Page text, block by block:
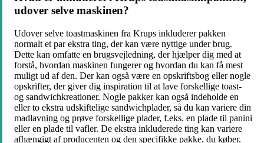
udover selve maskinen?
Udover selve toastmaskinen fra Krups inkluderer pakken
normalt et par ekstra ting, der kan være nyttige under brug.
Dette kan omfatte en brugsvejledning, der hjælper dig med at
forstå, hvordan maskinen fungerer og hvordan du kan få mest
muligt ud af den. Der kan også være en opskriftsbog eller nogle
opskrifter, der giver dig inspiration til at lave forskellige toast-
og sandwichkreationer. Nogle pakker kan også indeholde en
eller to ekstra udskiftelige sandwichplader, så du kan variere din
madlavning og prøve forskellige plader, f.eks. en plade til panini
eller en plade til vafler. De ekstra inkluderede ting kan variere
afhængigt af producenten og den specifikke pakke, du køber.